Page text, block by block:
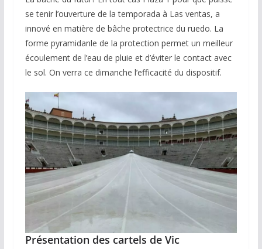
se tenir l’ouverture de la temporada à Las ventas, a
innové en matière de bâche protectrice du ruedo. La
forme pyramidanle de la protection permet un meilleur
écoulement de l’eau de pluie et d’éviter le contact avec
le sol. On verra ce dimanche l’efficacité du dispositif.
Présentation des cartels de Vic